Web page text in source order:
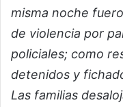
misma noche
de violencia por
policiales; como
detenidos y
Las familias